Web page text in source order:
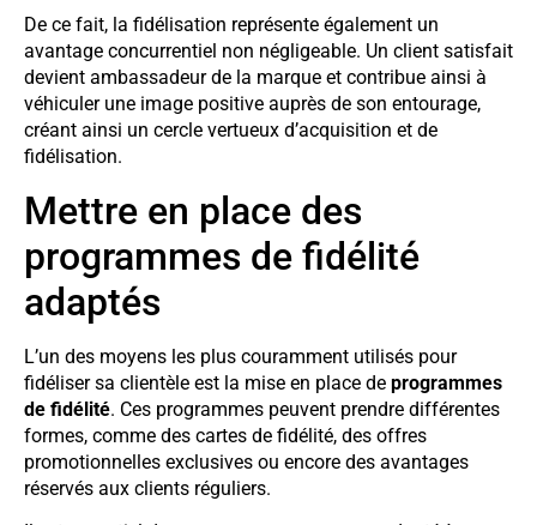
De ce fait, la fidélisation représente également un
avantage concurrentiel non négligeable. Un client satisfait
devient ambassadeur de la marque et contribue ainsi à
véhiculer une image positive auprès de son entourage,
créant ainsi un cercle vertueux d’acquisition et de
fidélisation.
Mettre en place des
programmes de fidélité
adaptés
L’un des moyens les plus couramment utilisés pour
fidéliser sa clientèle est la mise en place de programmes
de fidélité. Ces programmes peuvent prendre différentes
formes, comme des cartes de fidélité, des offres
promotionnelles exclusives ou encore des avantages
réservés aux clients réguliers.